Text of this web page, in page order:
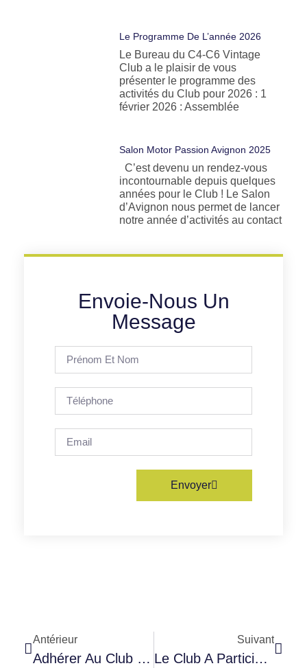
Le Programme De L’année 2026
Le Bureau du C4-C6 Vintage
Club a le plaisir de vous
présenter le programme des
activités du Club pour 2026 : 1
février 2026 : Assemblée
Salon Motor Passion Avignon 2025
C’est devenu un rendez-vous
incontournable depuis quelques
années pour le Club ! Le Salon
d’Avignon nous permet de lancer
notre année d’activités au contact
Envoie-Nous Un
Message
Envoyer
Antérieur
Adhérer Au Club : C’est Possible Et Facile
Suivant
Le Club A Participé Au Salon Auto Moto Rétro De Rouen